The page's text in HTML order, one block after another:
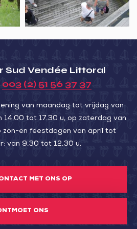
de
la
d’amour
Sud Vendée Littoral
003 (2) 51 56 37 37
van maandag tot vrijdag van
14.00 tot 17.30 u, op zaterdag van
zon-en feestdagen van april tot
van 9.30 tot 12.30 u.
MET ONS OP
ONS